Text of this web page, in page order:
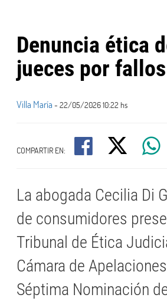
Denuncia ética
jueces por
Villa María - 22/05/2026 10:22 hs
COMPARTIR EN:
La abogada Cecilia Di
de consumidores
Tribunal de Ética
Cámara de
Séptima Nominación